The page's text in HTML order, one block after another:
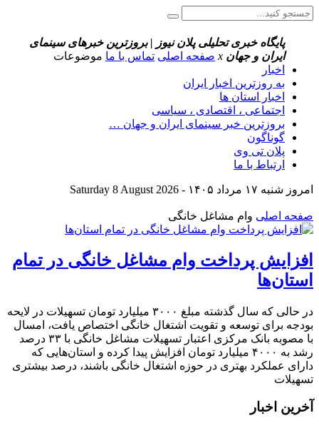
پایگاه خبری تحلیلی پلان نیوز | بروزترین خبرهای سینمای
ایران و جهان x صفحه اصلی تماس با ما موضوعات
اخبار
به روزترین اخبار ایران
اخبار استان ها
اجتماعی ، اقتصادی ، سیاسی
بروزترین خبر سینمای ایران و جهان …
گوناگون
پلان تی وی
ارتباط با ما
امروز شنبه ۱۷ مرداد ۱۴۰۵ - Saturday 8 August 2026
صفحه اصلی وام مشاغل خانگی
افزایش پرداخت وام مشاغل خانگی در تمام
استان‌ها
در حالی که سال گذشته مبلغ ۳۰۰۰ میلیارد تومان تسهیلات در لایحه
بودجه برای توسعه و تقویت اشتغال خانگی اختصاص یافت، امسال
با مصوبه بانک مرکزی اعتبار تسهیلات مشاغل خانگی با ۳۳ درصد
رشد به ۴۰۰۰ میلیارد تومان افزایش پیدا کرده و استان‌هایی که
دارای عملکرد بهتری در حوزه اشتغال خانگی باشند، درصد بیشتری
تسهیلات
آخرین اخبار